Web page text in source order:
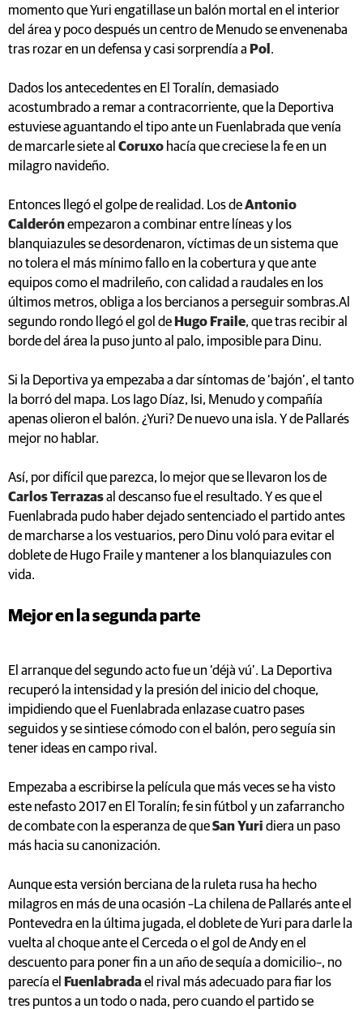
momento que Yuri engatillase un balón mortal en el interior
del área y poco después un centro de Menudo se envenenaba
tras rozar en un defensa y casi sorprendía a Pol .
Dados los antecedentes en El Toralín, demasiado
acostumbrado a remar a contracorriente, que la Deportiva
estuviese aguantando el tipo ante un Fuenlabrada que venía
de marcarle siete al Coruxo hacía que creciese la fe en un
milagro navideño.
Entonces llegó el golpe de realidad. Los deAntonio
Calderónempezaron a combinar entre líneas y los
blanquiazules se desordenaron, víctimas de un sistema que
no tolera el más mínimo fallo en la cobertura y que ante
equipos como el madrileño, con calidad a raudales en los
últimos metros, obliga a los bercianos a perseguir sombras.Al
segundo rondo llegó el gol de Hugo Fraile, que tras recibir al
borde del área la puso junto al palo, imposible para Dinu.
Si la Deportiva ya empezaba a dar síntomas de ‘bajón’, el tanto
la borró del mapa. Los Iago Díaz, Isi, Menudo y compañía
apenas olieron el balón. ¿Yuri? De nuevo una isla. Y de Pallarés
mejor no hablar.
Así, por difícil que parezca, lo mejor que se llevaron los de
Carlos Terrazasal descanso fue el resultado. Y es que el
Fuenlabrada pudo haber dejado sentenciado el partido antes
de marcharse a los vestuarios, pero Dinu voló para evitar el
doblete de Hugo Fraile y mantener a los blanquiazules con
vida.
Mejor en la segunda parte
El arranque del segundo acto fue un ‘déjà vú’. La Deportiva
recuperó la intensidad y la presión del inicio del choque,
impidiendo que el Fuenlabrada enlazase cuatro pases
seguidos y se sintiese cómodo con el balón, pero seguía sin
tener ideas en campo rival.
Empezaba a escribirse la película que más veces se ha visto
este nefasto 2017 en El Toralín; fe sin fútbol y un zafarrancho
de combate con la esperanza de queSan Yuri diera un paso
más hacia su canonización.
Aunque esta versión berciana de la ruleta rusa ha hecho
milagros en más de una ocasión –La chilena de Pallarés ante el
Pontevedra en la última jugada, el doblete de Yuri para darle la
vuelta al choque ante el Cerceda o el gol de Andy en el
descuento para poner fin a un año de sequía a domicilio–, no
parecía el
Fuenlabradael rival más adecuado para fiar los
tres puntos a un todo o nada, pero cuando el partido se